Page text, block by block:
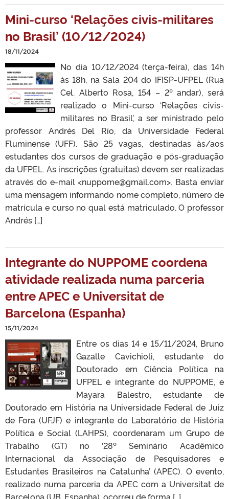
Mini-curso ‘Relações civis-militares
no Brasil’ (10/12/2024)
18/11/2024
No dia 10/12/2024 (terça-feira), das 14h
às 18h, na Sala 204 do IFISP-UFPEL (Rua
Cel. Alberto Rosa, 154 – 2º andar), será
realizado o Mini-curso ‘Relações civis-
militares no Brasil’, a ser ministrado pelo
professor Andrés Del Río, da Universidade Federal
Fluminense (UFF). São 25 vagas, destinadas às/aos
estudantes dos cursos de graduação e pós-graduação
da UFPEL. As inscrições (gratuitas) devem ser realizadas
através do e-mail <nuppome@gmail.com>. Basta enviar
uma mensagem informando nome completo, número de
matrícula e curso no qual está matriculado. O professor
Andrés […]
Integrante do NUPPOME coordena
atividade realizada numa parceria
entre APEC e Universitat de
Barcelona (Espanha)
15/11/2024
Entre os dias 14 e 15/11/2024, Bruno
Gazalle Cavichioli, estudante do
Doutorado em Ciência Política na
UFPEL e integrante do NUPPOME, e
Mayara Balestro, estudante de
Doutorado em História na Universidade Federal de Juiz
de Fora (UFJF) e integrante do Laboratório de História
Política e Social (LAHPS), coordenaram um Grupo de
Trabalho (GT) no ’28º Seminário Acadêmico
Internacional da Associação de Pesquisadores e
Estudantes Brasileiros na Catalunha’ (APEC). O evento,
realizado numa parceria da APEC com a Universitat de
Barcelona (UB, Espanha), ocorreu de forma […]